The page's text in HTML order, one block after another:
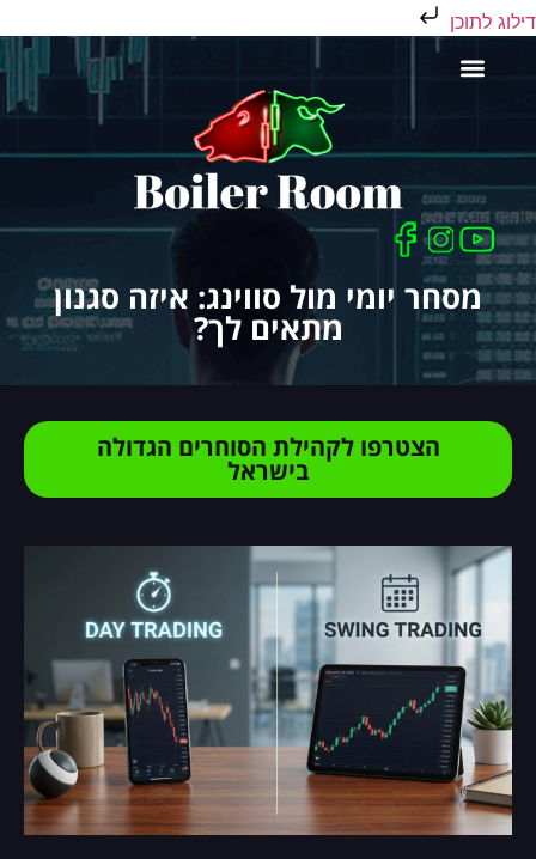
דילוג לתוכן
מסחר יומי מול סווינג: איזה סגנון
מתאים לך?
הצטרפו לקהילת הסוחרים הגדולה
בישראל